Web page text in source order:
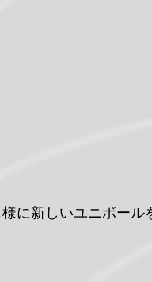
に新しいユニボール